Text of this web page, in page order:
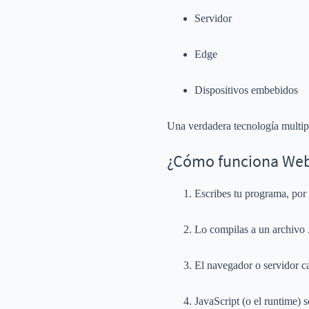
Servidor
Edge
Dispositivos embebidos
Una verdadera tecnología
¿Cómo funciona
Escribes tu programa,
Lo compilas a un archivo
El navegador o servidor
JavaScript (o el runtime)